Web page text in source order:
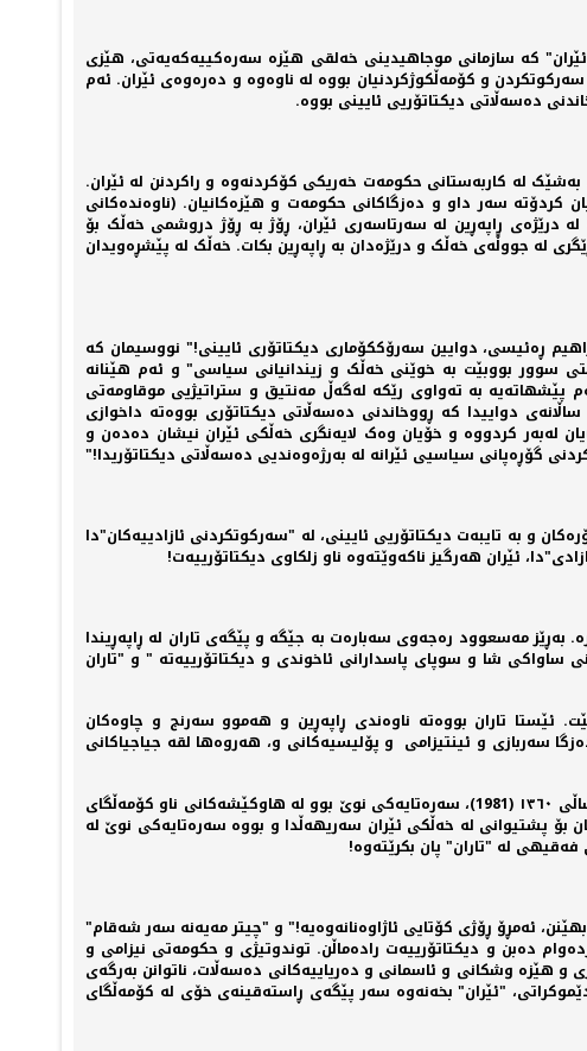
ئێران" کە سازمانی موجاهیدینی خەلقی هێزە سەرەکییەکەیەتی، هێزی
و کۆمەڵکوژکردنیان بووە لە ناوەوە و دەرەوەی ئێران. ئەم
لە کاربەستانی حکومەت خەریکی کۆکردنەوە و راکردنن لە ئێران.
کردۆتە سەر داو و دەزگاکانی حکومەت و هێزەکانیان. (ناوەندەکانی
ڕاپەڕین لە سەرتاسەری ئێران، ڕۆژ بە ڕۆژ دروشمی خەڵک بۆ
لە جووڵەی خەڵک و درێژەدان بە ڕاپەڕین بکات. خەڵک لە پێشڕەویدان
ڕەئیسی، دوایین سەرۆککۆماری دیکتاتۆری ئایینی!" نووسیمان کە
سوور بووبێت بە خوێنی خەڵک و زیندانیانی سیاسی" و ئەم هێنانە
پێشهاتەیە به تەواوی رێکە لەگەڵ مەنتیق و ستراتیژیی موقاومەتی
دواییدا کە ڕووخاندنی دەسەڵاتی دیکتاتۆری بووەتە داخوازی
کردووە و خۆیان وەک لایەنگری خەڵکی ئێران نیشان دەدەن و
گۆڕەپانی سیاسیی ئێرانە لە بەرژەوەندیی دەسەڵاتی دیکتاتۆریدا!"
و بە تایبەت دیکتاتۆریی ئایینی، لە "سەرکوتکردنی ئازادییەکان"دا
ئێران هەرگیز ناکەوێتەوە ناو زلکاوی دیکتاتۆرییەت!
بەڕێز مەسعوود رەجەوی سەبارەت بە جێگە و پێگەی تاران لە ڕاپەڕیندا
ساواکی شا و سوپای پاسدارانی ئاخوندی و دیکتاتۆرییەتە " و "تاران
ئێستا تاران بووەتە ناوەندی ڕاپەڕین و هەموو سەرنج و چاوەکان
سەربازی و ئینتیزامی و پۆلیسیەکانی و، هەروەها لقە جیاجیاکانی
هەموومان لەبیرمانە کە دەستڕێژی گوللە و تەقەکردنی سوپای پاسداران لە گەورەترین خۆپیشاندانی خەڵکی تاران لە ٣٠ی خەرمانانی ساڵی ١٣٦٠ (1981)، سەرەتایەکی نوێ بوو لە هاوکێشەکانی ناو کۆمەڵگای
بۆ پشتیوانی لە خەڵکی ئێران سەریهەڵدا و بووە سەرەتایەکی نوێ لە
لە "تاران" پان بکرێتەوە!
ئەمڕۆ ڕۆژی کۆتایی ئاژاوەنانەوەیە!" و "چیتر مەیەنە سەر شەقام"
دەبن و دیکتاتۆرییەت رادەماڵن. توندوتیژی و حکومەتی نیزامی و
وشکانی و ئاسمانی و دەریاییەکانی دەسەڵات، ناتوانن بەرگەی
"ئێران" بخەنەوە سەر پێگەی ڕاستەقینەی خۆی لە کۆمەڵگای